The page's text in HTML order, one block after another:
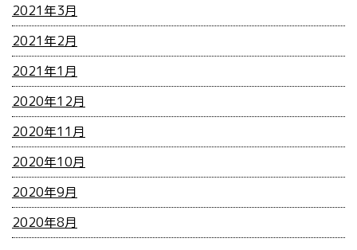
2021年3月
2021年2月
2021年1月
2020年12月
2020年11月
2020年10月
2020年9月
2020年8月